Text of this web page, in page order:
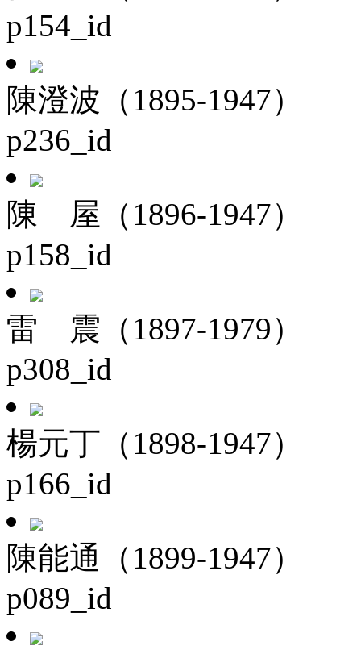
p154_id
陳澄波（1895-1947）
p236_id
陳 屋（1896-1947）
p158_id
雷 震（1897-1979）
p308_id
楊元丁（1898-1947）
p166_id
陳能通（1899-1947）
p089_id